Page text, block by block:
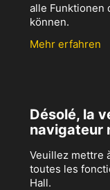
alle Funktionen
können.
Mehr erfahren
Désolé, la
navigateur
Veuillez mettre
toutes les
Hall.